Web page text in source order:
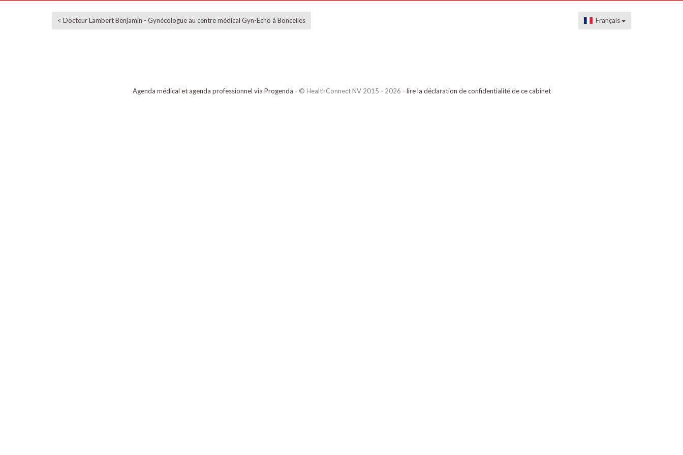
< Docteur Lambert Benjamin - Gynécologue au centre médical Gyn-Echo à Boncelles Français
Agenda médical et agenda professionnel via Progenda - © HealthConnect NV 2015 - 2026 - lire la déclaration de confidentialité de ce cabinet